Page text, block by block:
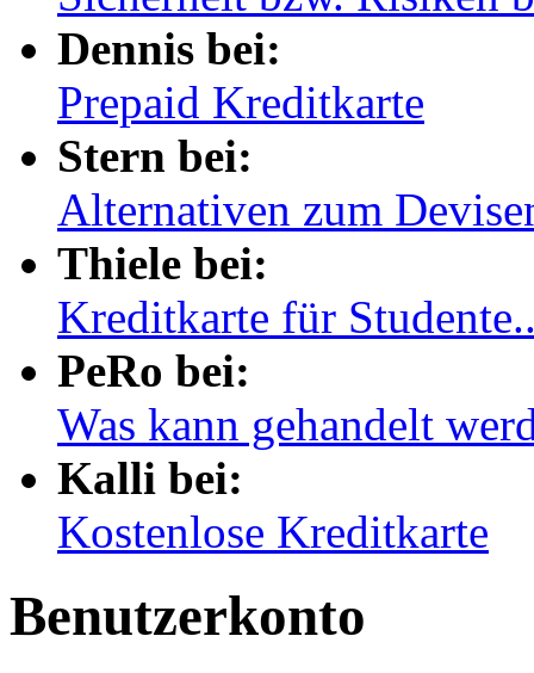
Dennis bei:
Prepaid Kreditkarte
Stern bei:
Alternativen zum
Thiele bei:
Kreditkarte für
PeRo bei:
Was kann gehandelt
Kalli bei:
Kostenlose Kreditkarte
Benutzerkonto